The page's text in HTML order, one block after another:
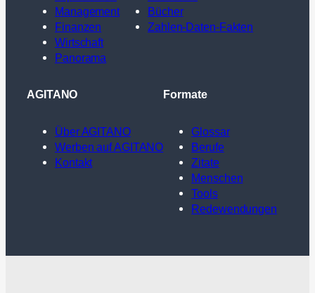
Management
Finanzen
Wirtschaft
Panorama
Bücher
Zahlen-Daten-Fakten
AGITANO
Über AGITANO
Werben auf AGITANO
Kontakt
Formate
Glossar
Berufe
Zitate
Menschen
Tools
Redewendungen